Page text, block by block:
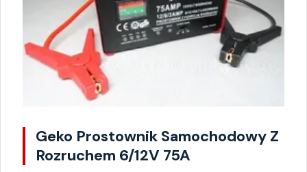
Geko Prostownik Samochodowy Z
Rozruchem 6/12V 75A